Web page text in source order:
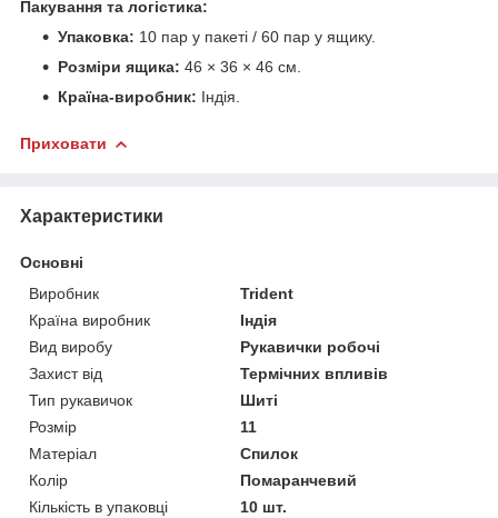
Пакування та логістика:
Упаковка: 10 пар у пакеті / 60 пар у ящику.
Розміри ящика: 46 × 36 × 46 см.
Країна-виробник: Індія.
Приховати
Характеристики
Основні
Виробник
Trident
Країна виробник
Індія
Вид виробу
Рукавички робочі
Захист від
Термічних впливів
Тип рукавичок
Шиті
Розмір
11
Матеріал
Спилок
Колір
Помаранчевий
Кількість в упаковці
10 шт.